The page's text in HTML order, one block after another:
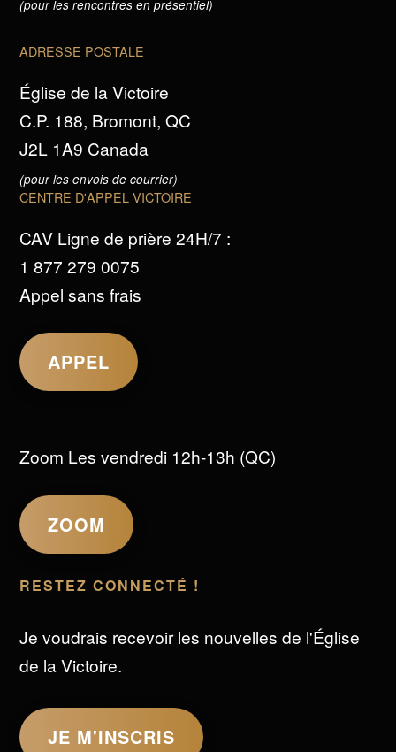
(pour les rencontres en présentiel)
ADRESSE POSTALE
Église de la Victoire
C.P. 188, Bromont, QC
J2L 1A9 Canada
(pour les envois de courrier)
CENTRE D'APPEL VICTOIRE
CAV Ligne de prière 24H/7 :
1 877 279 0075
Appel sans frais
APPEL
Zoom Les vendredi 12h-13h (QC)
ZOOM
RESTEZ CONNECTÉ !
Je voudrais recevoir les nouvelles de l'Église
de la Victoire.
JE M'INSCRIS